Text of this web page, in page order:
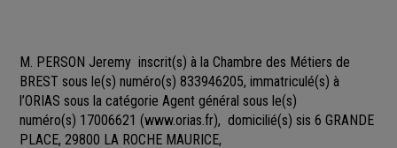
M. PERSON Jeremy inscrit(s) à la Chambre des Métiers de
BREST sous le(s) numéro(s) 833946205, immatriculé(s) à
l’ORIAS sous la catégorie Agent général sous le(s)
numéro(s) 17006621 (www.orias.fr), domicilié(s) sis 6 GRANDE
PLACE, 29800 LA ROCHE MAURICE,